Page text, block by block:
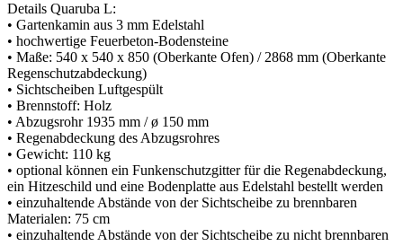
Details Quaruba L:
• Gartenkamin aus 3 mm Edelstahl
• hochwertige Feuerbeton-Bodensteine
• Maße: 540 x 540 x 850 (Oberkante Ofen) / 2868 mm (Oberkante
Regenschutzabdeckung)
• Sichtscheiben Luftgespült
• Brennstoff: Holz
• Abzugsrohr 1935 mm / ø 150 mm
• Regenabdeckung des Abzugsrohres
• Gewicht: 110 kg
• optional können ein Funkenschutzgitter für die Regenabdeckung,
ein Hitzeschild und eine Bodenplatte aus Edelstahl bestellt werden
• einzuhaltende Abstände von der Sichtscheibe zu brennbaren
Materialen: 75 cm
• einzuhaltende Abstände von der Sichtscheibe zu nicht brennbaren